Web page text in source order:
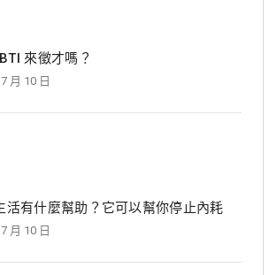
來徵才嗎？
月 10 日
活有什麼幫助？它可以幫你停止內耗
月 10 日